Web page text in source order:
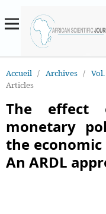
Accueil / Archives /
Articles
The effect
monetary
the
An ARDL